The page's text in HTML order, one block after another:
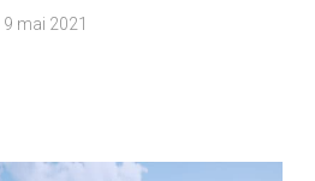
9 mai 2021